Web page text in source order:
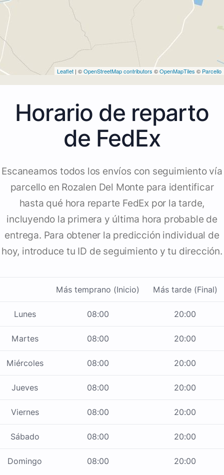
Leaflet | ©OpenStreetMap contributors ©OpenMapTiles © Parcello
Horario de reparto
de FedEx
Escaneamos todos los envíos con seguimiento vía
parcello en Rozalen Del Monte para identificar
hasta qué hora reparte FedEx por la tarde,
incluyendo la primera y última hora probable de
entrega. Para obtener la predicción individual de
hoy, introduce tu ID de seguimiento y tu dirección.
Más temprano (Inicio) Más tarde (Final)
Lunes 08:00 20:00
Martes 08:00 20:00
Miércoles 08:00 20:00
Jueves 08:00 20:00
Viernes 08:00 20:00
Sábado 08:00 20:00
Domingo 08:00 20:00